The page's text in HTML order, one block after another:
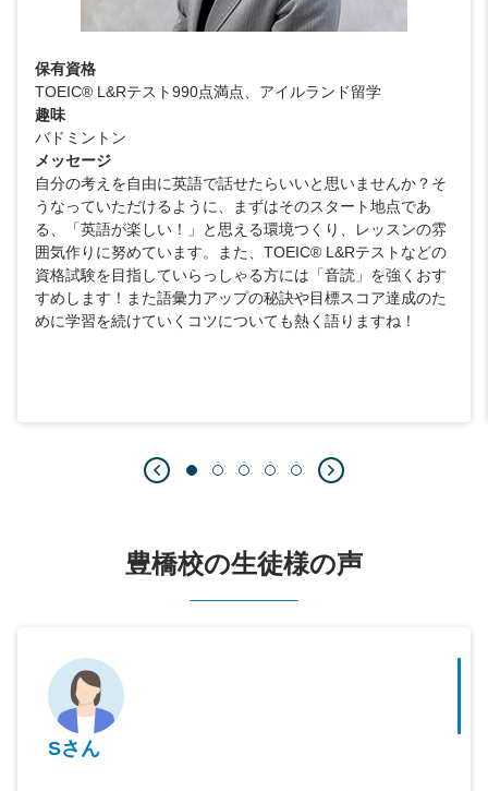
保有資格
TOEIC® L&Rテスト990点満点、アイルランド留学
趣味
バドミントン
メッセージ
自分の考えを自由に英語で話せたらいいと思いませんか？そ
うなっていただけるように、まずはそのスタート地点であ
る、「英語が楽しい！」と思える環境つくり、レッスンの雰
囲気作りに努めています。また、TOEIC® L&Rテストなどの
資格試験を目指していらっしゃる方には「音読」を強くおす
すめします！また語彙力アップの秘訣や目標スコア達成のた
めに学習を続けていくコツについても熱く語りますね！
豊橋校の生徒様の声
Sさん